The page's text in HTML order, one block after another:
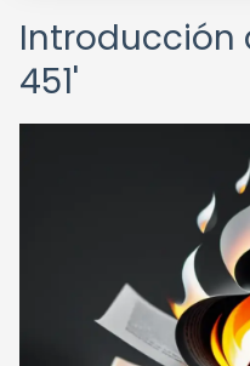
Introducción
451'